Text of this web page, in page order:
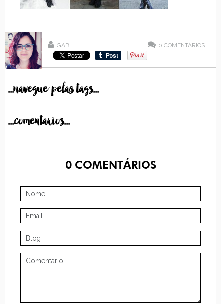
GABI 0 COMENTÁRIOS
...navegue pelas tags...
...comentarios...
0COMENTÁRIOS